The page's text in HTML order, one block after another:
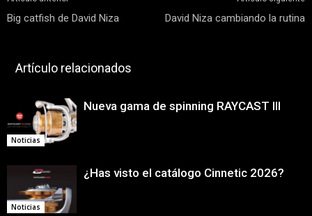
Big catfish de David Niza David Niza cambiando la rutina
Artículo relacionados
Noticias
Nueva gama de spinning RAYCAST III
Noticias
¿Has visto el catálogo Cinnetic 2026?